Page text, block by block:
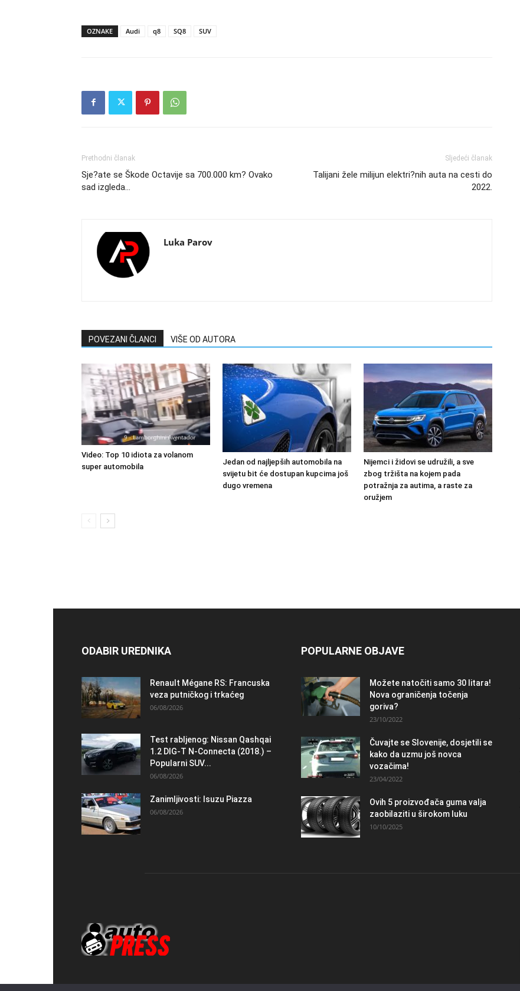
OZNAKE Audi q8 SQ8 SUV
Prethodni članak
Sje?ate se Škode Octavije sa 700.000 km? Ovako
sad izgleda…
Sljedeći članak
Talijani žele milijun elektri?nih auta na cesti do
2022.
Luka Parov
POVEZANI ČLANCI VIŠE OD AUTORA
Video: Top 10 idiota za volanom
super automobila
Jedan od najljepših automobila na
svijetu bit će dostupan kupcima još
dugo vremena
Nijemci i židovi se udružili, a sve
zbog tržišta na kojem pada
potražnja za autima, a raste za
oružjem
ODABIR UREDNIKA
Renault Mégane RS: Francuska
veza putničkog i trkaćeg
06/08/2026
Test rabljenog: Nissan Qashqai
1.2 DIG-T N-Connecta (2018.) –
Popularni SUV...
06/08/2026
Zanimljivosti: Isuzu Piazza
06/08/2026
POPULARNE OBJAVE
Možete natočiti samo 30 litara!
Nova ograničenja točenja
goriva?
23/10/2022
Čuvajte se Slovenije, dosjetili se
kako da uzmu još novca
vozačima!
23/04/2022
Ovih 5 proizvođača guma valja
zaobilaziti u širokom luku
10/10/2025